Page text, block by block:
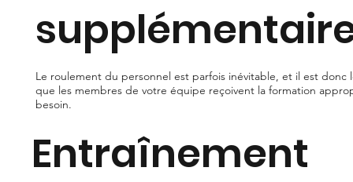
Le roulement du personnel est parfois inévitable, et il est donc
que les membres de votre équipe reçoivent la formation
besoin.
Entraînement